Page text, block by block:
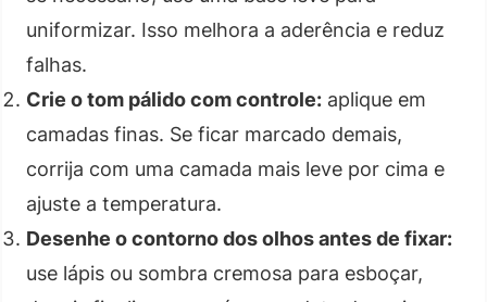
uniformizar. Isso melhora a aderência e reduz
falhas.
Crie o tom pálido com controle: aplique em
camadas finas. Se ficar marcado demais,
corrija com uma camada mais leve por cima e
ajuste a temperatura.
Desenhe o contorno dos olhos antes de fixar:
use lápis ou sombra cremosa para esboçar,